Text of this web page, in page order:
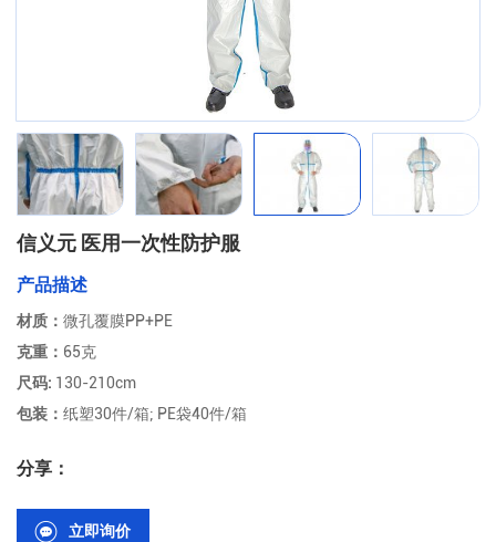
信义元 医用一次性防护服
产品描述
材质： 微孔覆膜PP+PE
克重： 65克
尺码: 130-210cm
包装： 纸塑30件/箱; PE袋40件/箱
分享：
立即询价